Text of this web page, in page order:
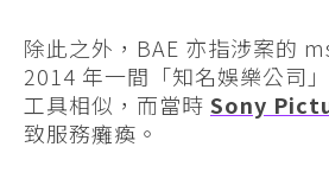
除此之外，BAE 亦指涉案的
2014 年一間「知名娛樂公司
工具相似，而當時 Sony
致服務癱瘓。